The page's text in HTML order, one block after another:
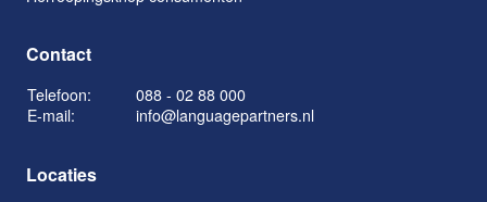
Contact
Telefoon:
088 - 02 88 000
E-mail:
info@languagepartners.nl
Locaties